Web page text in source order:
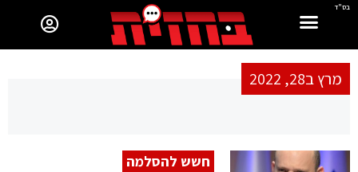
בס"ד
מרץ ב28, 2022
חשש להסלמה